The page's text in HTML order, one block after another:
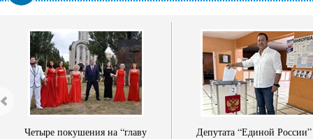
Четыре покушения на “главу
Депутата “Единой